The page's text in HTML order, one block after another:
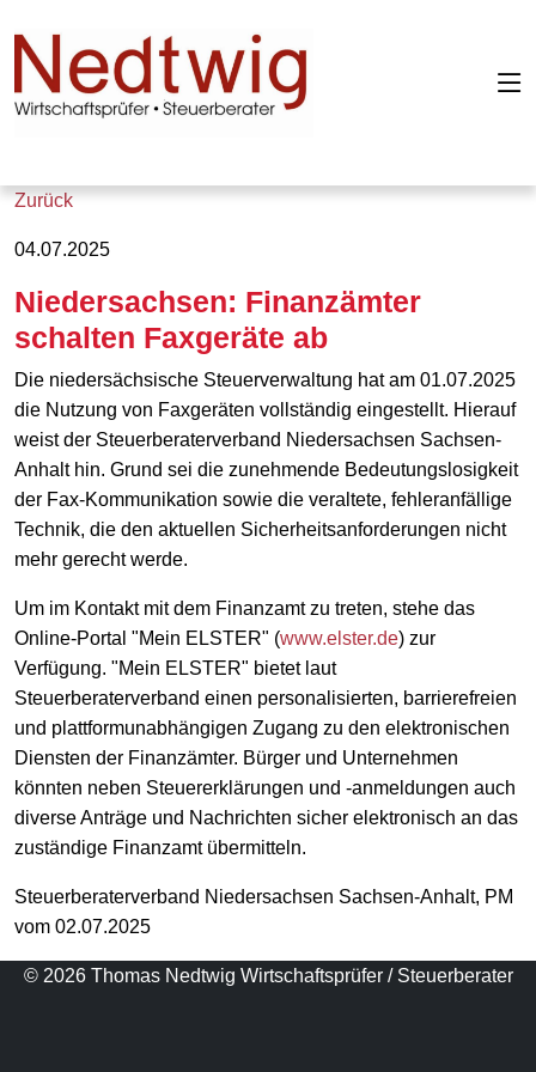
Zurück
04.07.2025
Niedersachsen: Finanzämter
schalten Faxgeräte ab
Die niedersächsische Steuerverwaltung hat am 01.07.2025
die Nutzung von Faxgeräten vollständig eingestellt. Hierauf
weist der Steuerberaterverband Niedersachsen Sachsen-
Anhalt hin. Grund sei die zunehmende Bedeutungslosigkeit
der Fax-Kommunikation sowie die veraltete, fehleranfällige
Technik, die den aktuellen Sicherheitsanforderungen nicht
mehr gerecht werde.
Um im Kontakt mit dem Finanzamt zu treten, stehe das
Online-Portal "Mein ELSTER" (www.elster.de) zur
Verfügung. "Mein ELSTER" bietet laut
Steuerberaterverband einen personalisierten, barrierefreien
und plattformunabhängigen Zugang zu den elektronischen
Diensten der Finanzämter. Bürger und Unternehmen
könnten neben Steuererklärungen und -anmeldungen auch
diverse Anträge und Nachrichten sicher elektronisch an das
zuständige Finanzamt übermitteln.
Steuerberaterverband Niedersachsen Sachsen-Anhalt, PM
vom 02.07.2025
© 2026 Thomas Nedtwig Wirtschaftsprüfer / Steuerberater